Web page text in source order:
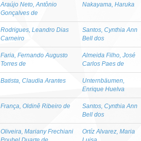
Araújo Neto, Antônio
Gonçalves de
Nakayama, Haruka
Rodrigues, Leandro Dias
Carneiro
Santos, Cynthia Ann
Bell dos
Faria, Fernando Augusto
Torres de
Almeida Filho, José
Carlos Paes de
Batista, Claudia Arantes
Unternbäumen,
Enrique Huelva
França, Oldinê Ribeiro de
Santos, Cynthia Ann
Bell dos
Oliveira, Mariany Frechiani
Ortíz Alvarez, Maria